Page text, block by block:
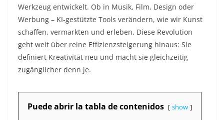
Werkzeug entwickelt. Ob in Musik, Film, Design oder
Werbung – KI-gestützte Tools verändern, wie wir Kunst
schaffen, vermarkten und erleben. Diese Revolution
geht weit über reine Effizienzsteigerung hinaus: Sie
definiert Kreativität neu und macht sie gleichzeitig
zugänglicher denn je.
Puede abrir la tabla de contenidos show